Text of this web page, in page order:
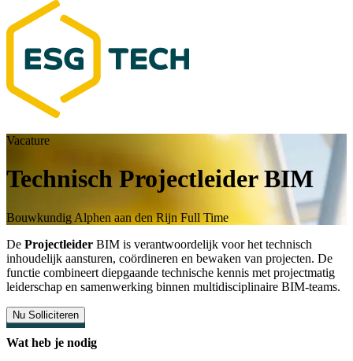
Vacature
Technisch Projectleider BIM
Bouwkundig Alphen aan den Rijn Full Time
De Projectleider BIM is verantwoordelijk voor het technisch
inhoudelijk aansturen, coördineren en bewaken van projecten. De
functie combineert diepgaande technische kennis met projectmatig
leiderschap en samenwerking binnen multidisciplinaire BIM-teams.
Nu Solliciteren
Wat heb je nodig